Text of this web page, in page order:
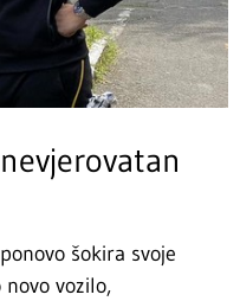
šokira svoje
vozilo,